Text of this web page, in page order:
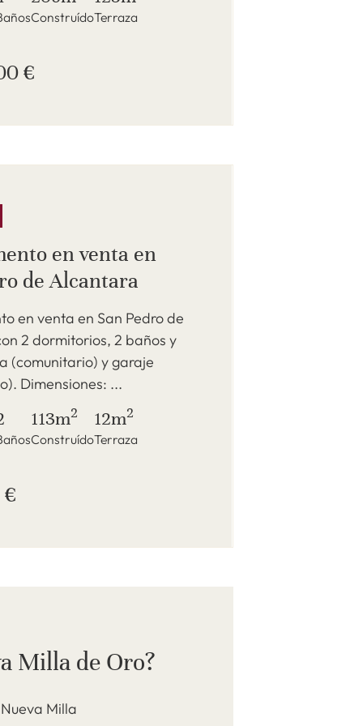
ConstruídoTerraza
€
en venta en
de Alcantara
en venta en San Pedro de
2 dormitorios, 2 baños y
(comunitario) y garaje
Dimensiones: ...
113m2
Construído
12m2
Terraza
Milla de Oro?
Milla